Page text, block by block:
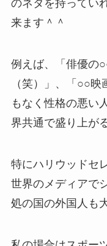
のネタを持ってい
来ます＾＾
例えば、「俳優の
（笑）」、「○○
もなく性格の悪い
界共通で盛り上が
特にハリウッドセ
世界のメディアで
処の国の外国人も